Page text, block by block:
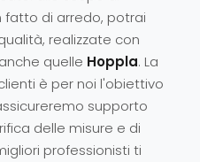
fatto di arredo, potrai
realizzate con
quelle Hoppla. La
è per noi l'obiettivo
supporto
delle misure e di
professionisti ti